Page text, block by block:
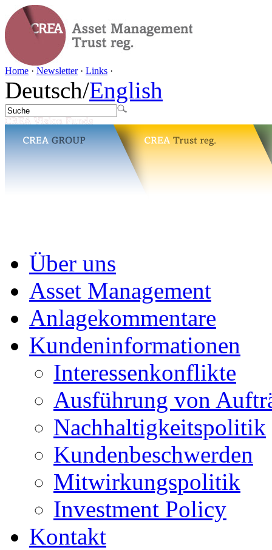
Home · Newsletter· Links ·
Deutsch/English
Über uns
Asset Management
Anlagekommentare
Kundeninformationen
Interessenkonflikte
Ausführung von
Nachhaltigkeitspolitik
Kundenbeschwerden
Mitwirkungspolitik
Investment Policy
Kontakt